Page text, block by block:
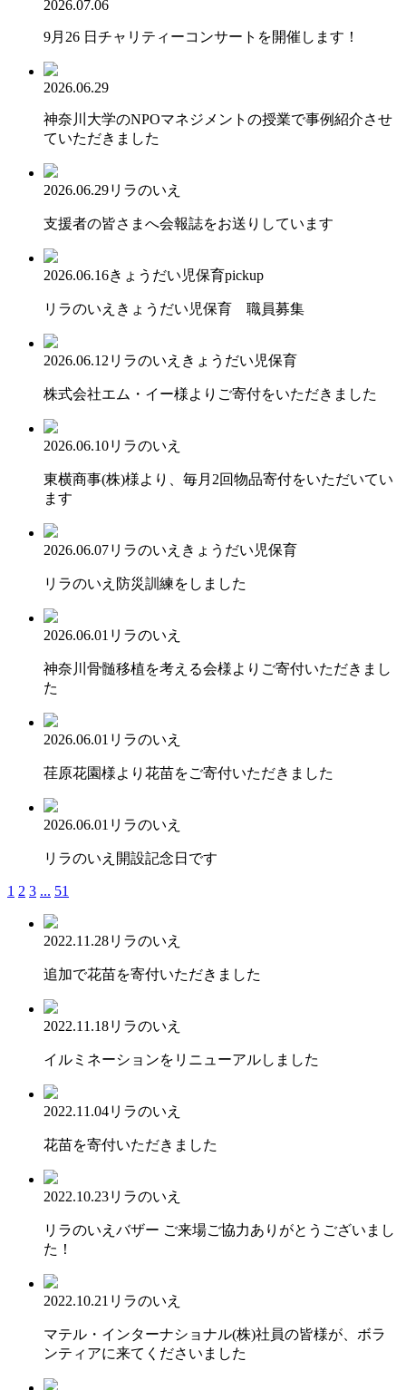
2026.07.06
9月26 日チャリティーコンサートを開催します！
2026.06.29
神奈川大学のNPOマネジメントの授業で事例紹介させ
ていただきました
2026.06.29リラのいえ
支援者の皆さまへ会報誌をお送りしています
2026.06.16きょうだい児保育pickup
リラのいえきょうだい児保育 職員募集
2026.06.12 リラのいえ きょうだい児保育
株式会社エム・イー様よりご寄付をいただきました
2026.06.10リラのいえ
東横商事(株)様より、毎月2回物品寄付をいただいてい
ます
2026.06.07リラのいえ きょうだい児保育
リラのいえ防災訓練をしました
2026.06.01 リラのいえ
神奈川骨髄移植を考える会様よりご寄付いただきまし
た
2026.06.01 リラのいえ
荏原花園様より花苗をご寄付いただきました
2026.06.01 リラのいえ
リラのいえ開設記念日です
1 2 3 ... 51
2022.11.28リラのいえ
追加で花苗を寄付いただきました
2022.11.18リラのいえ
イルミネーションをリニューアルしました
2022.11.04リラのいえ
花苗を寄付いただきました
2022.10.23リラのいえ
リラのいえバザー ご来場ご協力ありがとうございまし
た！
2022.10.21 リラのいえ
マテル・インターナショナル(株)社員の皆様が、ボラ
ンティアに来てくださいました